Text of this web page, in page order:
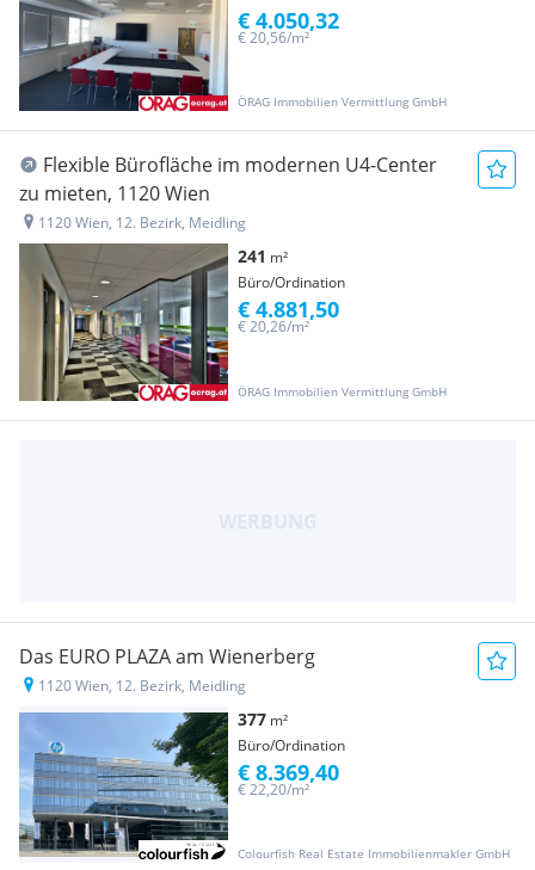
ÖRAG Immobilien Vermittlung GmbH
€ 20,56/m²
€ 4.050,32
Flexible Bürofläche im modernen U4-Center
zu mieten, 1120 Wien
1120 Wien, 12. Bezirk, Meidling
241 m²
Büro/Ordination
ÖRAG Immobilien Vermittlung GmbH
€ 20,26/m²
€ 4.881,50
Das EURO PLAZA am Wienerberg
1120 Wien, 12. Bezirk, Meidling
377 m²
Büro/Ordination
Colourfish Real Estate Immobilienmakler GmbH
€ 22,20/m²
€ 8.369,40